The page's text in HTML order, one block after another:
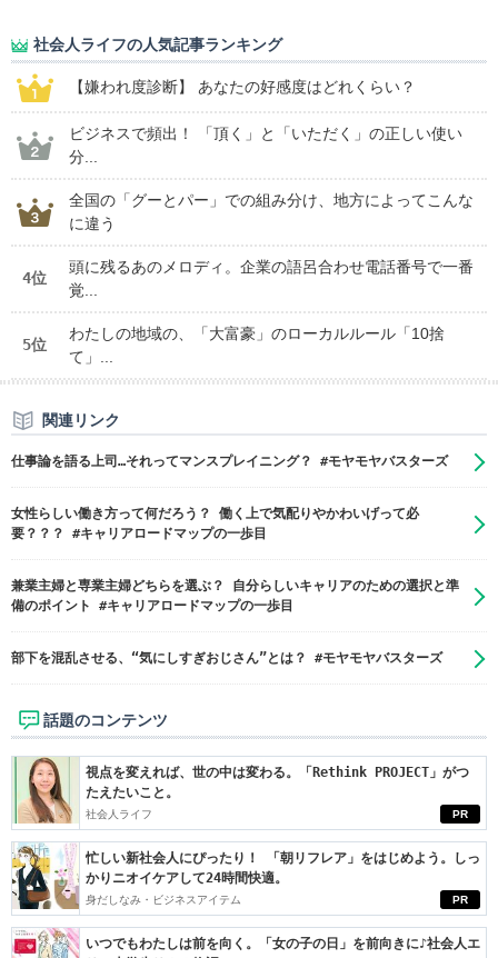
社会人ライフの人気記事ランキング
【嫌われ度診断】 あなたの好感度はどれくらい？
ビジネスで頻出！ 「頂く」と「いただく」の正しい使い
分...
全国の「グーとパー」での組み分け、地方によってこんな
に違う
4位
頭に残るあのメロディ。企業の語呂合わせ電話番号で一番
覚...
5位
わたしの地域の、「大富豪」のローカルルール「10捨
て」...
関連リンク
仕事論を語る上司…それってマンスプレイニング？ #モヤモヤバスターズ
女性らしい働き方って何だろう？ 働く上で気配りやかわいげって必
要？？？ #キャリアロードマップの一歩目
兼業主婦と専業主婦どちらを選ぶ？ 自分らしいキャリアのための選択と準
備のポイント #キャリアロードマップの一歩目
部下を混乱させる、“気にしすぎおじさん”とは？ #モヤモヤバスターズ
話題のコンテンツ
PR
視点を変えれば、世の中は変わる。「Rethink PROJECT」がつ
たえたいこと。
社会人ライフ
PR
忙しい新社会人にぴったり！ 「朝リフレア」をはじめよう。しっ
かりニオイケアして24時間快適。
身だしなみ・ビジネスアイテム
いつでもわたしは前を向く。「女の子の日」を前向きに♪社会人エ